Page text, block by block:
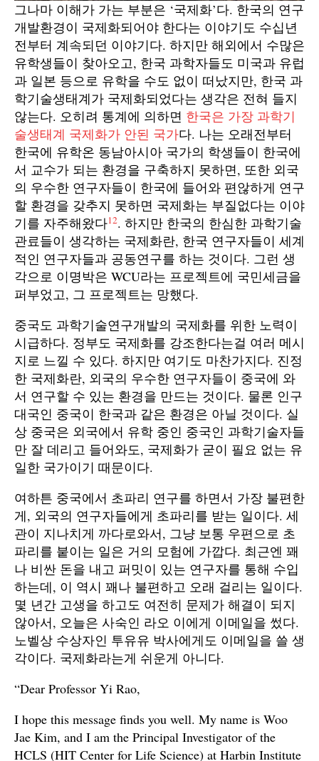
그나마 이해가 가는 부분은 ‘국제화’다. 한국의 연구
개발환경이 국제화되어야 한다는 이야기도 수십년
전부터 계속되던 이야기다. 하지만 해외에서 수많은
유학생들이 찾아오고, 한국 과학자들도 미국과 유럽
과 일본 등으로 유학을 수도 없이 떠났지만, 한국 과
학기술생태계가 국제화되었다는 생각은 전혀 들지
않는다. 오히려 통계에 의하면 한국은 가장 과학기
술생태계 국제화가 안된 국가다. 나는 오래전부터
한국에 유학온 동남아시아 국가의 학생들이 한국에
서 교수가 되는 환경을 구축하지 못하면, 또한 외국
의 우수한 연구자들이 한국에 들어와 편않하게 연구
할 환경을 갖추지 못하면 국제화는 부질없다는 이야
기를 자주해왔다12. 하지만 한국의 한심한 과학기술
관료들이 생각하는 국제화란, 한국 연구자들이 세계
적인 연구자들과 공동연구를 하는 것이다. 그런 생
각으로 이명박은 WCU라는 프로젝트에 국민세금을
퍼부었고, 그 프로젝트는 망했다.
중국도 과학기술연구개발의 국제화를 위한 노력이
시급하다. 정부도 국제화를 강조한다는걸 여러 메시
지로 느낄 수 있다. 하지만 여기도 마찬가지다. 진정
한 국제화란, 외국의 우수한 연구자들이 중국에 와
서 연구할 수 있는 환경을 만드는 것이다. 물론 인구
대국인 중국이 한국과 같은 환경은 아닐 것이다. 실
상 중국은 외국에서 유학 중인 중국인 과학기술자들
만 잘 데리고 들어와도, 국제화가 굳이 필요 없는 유
일한 국가이기 때문이다.
여하튼 중국에서 초파리 연구를 하면서 가장 불편한
게, 외국의 연구자들에게 초파리를 받는 일이다. 세
관이 지나치게 까다로와서, 그냥 보통 우편으로 초
파리를 붙이는 일은 거의 모험에 가깝다. 최근엔 꽤
나 비싼 돈을 내고 퍼밋이 있는 연구자를 통해 수입
하는데, 이 역시 꽤나 불편하고 오래 걸리는 일이다.
몇 년간 고생을 하고도 여전히 문제가 해결이 되지
않아서, 오늘은 사숙인 라오 이에게 이메일을 썼다.
노벨상 수상자인 투유유 박사에게도 이메일을 쓸 생
각이다. 국제화라는게 쉬운게 아니다.
“Dear Professor Yi Rao,
I hope this message finds you well. My name is Woo
Jae Kim, and I am the Principal Investigator of the
HCLS (HIT Center for Life Science) at Harbin Institute